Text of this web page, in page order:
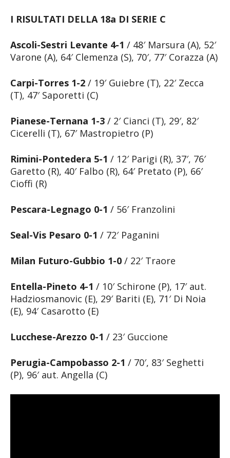
I RISULTATI DELLA 18a DI SERIE C
Ascoli-Sestri Levante 4-1 / 48′ Marsura (A), 52′
Varone (A), 64′ Clemenza (S), 70′, 77′ Corazza (A)
Carpi-Torres 1-2 / 19′ Guiebre (T), 22′ Zecca
(T), 47′ Saporetti (C)
Pianese-Ternana 1-3 / 2′ Cianci (T), 29′, 82′
Cicerelli (T), 67′ Mastropietro (P)
Rimini-Pontedera 5-1 / 12′ Parigi (R), 37′, 76′
Garetto (R), 40′ Falbo (R), 64′ Pretato (P), 66′
Cioffi (R)
Pescara-Legnago 0-1 / 56′ Franzolini
Seal-Vis Pesaro 0-1 / 72′ Paganini
Milan Futuro-Gubbio 1-0 / 22′ Traore
Entella-Pineto 4-1 / 10′ Schirone (P), 17′ aut.
Hadziosmanovic (E), 29′ Bariti (E), 71′ Di Noia
(E), 94′ Casarotto (E)
Lucchese-Arezzo 0-1 / 23′ Guccione
Perugia-Campobasso 2-1 / 70′, 83′ Seghetti
(P), 96′ aut. Angella (C)